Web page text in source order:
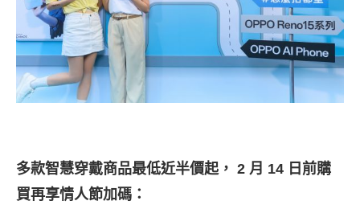
多款智慧穿戴商品最低近半價起， 2 月 14 日前購
買再享情人節加碼：